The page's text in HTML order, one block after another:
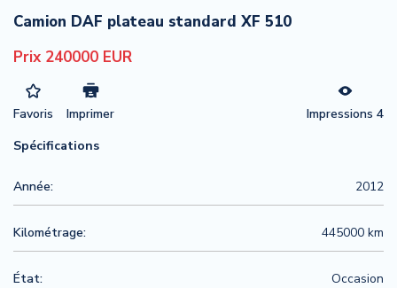
Camion DAF plateau standard XF 510
Prix 240000 EUR
Favoris Imprimer
Impressions 4
Spécifications
Année: 2012
Kilométrage: 445000 km
État: Occasion